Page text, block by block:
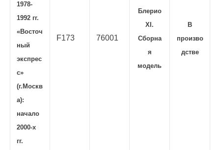
1978-
1992 гг.
«Восточ
ный
экспрес
с»
(г.Москв
а):
начало
2000-х
гг.
F173 76001
Блерио
XI.
Сборна
я
модель
В
произво
дстве